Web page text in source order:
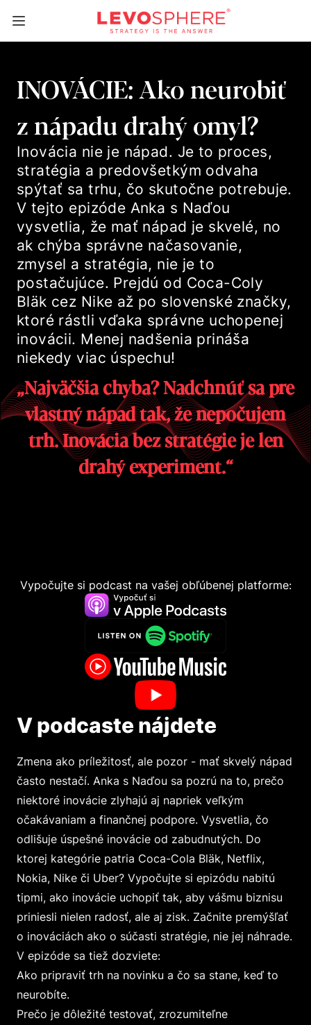
INOVÁCIE: Ako neurobiť
z nápadu drahý omyl?
Inovácia nie je nápad. Je to proces,
stratégia a predovšetkým odvaha
spýtať sa trhu, čo skutočne potrebuje.
V tejto epizóde Anka s Naďou
vysvetlia, že mať nápad je skvelé, no
ak chýba správne načasovanie,
zmysel a stratégia, nie je to
postačujúce. Prejdú od Coca-Coly
Bläk cez Nike až po slovenské značky,
ktoré rástli vďaka správne uchopenej
inovácii. Menej nadšenia prináša
niekedy viac úspechu!
„Najväčšia chyba? Nadchnúť sa pre
vlastný nápad tak, že nepočujem
trh. Inovácia bez stratégie je len
drahý experiment.“
Vypočujte si podcast na vašej obľúbenej platforme:
V podcaste nájdete
Zmena ako príležitosť, ale pozor - mať skvelý nápad
často nestačí. Anka s Naďou sa pozrú na to, prečo
niektoré inovácie zlyhajú aj napriek veľkým
očakávaniam a finančnej podpore. Vysvetlia, čo
odlišuje úspešné inovácie od zabudnutých. Do
ktorej kategórie patria Coca-Cola Bläk, Netflix,
Nokia, Nike či Uber? Vypočujte si epizódu nabitú
tipmi, ako inovácie uchopiť tak, aby vášmu biznisu
priniesli nielen radosť, ale aj zisk. Začnite premýšľať
o inováciách ako o súčasti stratégie, nie jej náhrade.
V epizóde sa tiež dozviete:
Ako pripraviť trh na novinku a čo sa stane, keď to
neurobíte.
Prečo je dôležité testovať, zrozumiteľne